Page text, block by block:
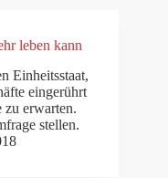
leben kann
Einheitsstaat,
eingerührt
zu erwarten.
stellen.